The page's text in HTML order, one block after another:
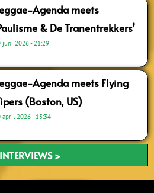
Agenda meets
& De Tranentrekkers’
juni 2026 21:29
Agenda meets Flying
(Boston, US)
april 2026 13:34
>